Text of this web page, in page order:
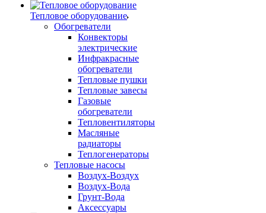
Тепловое оборудование
Обогреватели
Конвекторы
электрические
Инфракрасные
обогреватели
Тепловые пушки
Тепловые завесы
Газовые
обогреватели
Тепловентиляторы
Масляные
радиаторы
Теплогенераторы
Тепловые насосы
Воздух-Воздух
Воздух-Вода
Грунт-Вода
Аксессуары